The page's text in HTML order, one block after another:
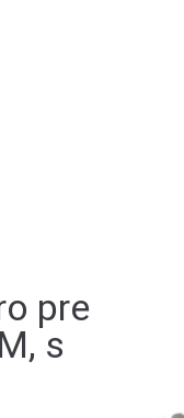
pre
s